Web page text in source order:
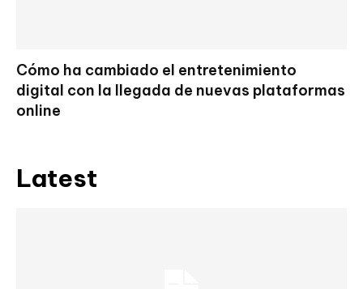
Cómo ha cambiado el entretenimiento
digital con la llegada de nuevas plataformas
online
Latest